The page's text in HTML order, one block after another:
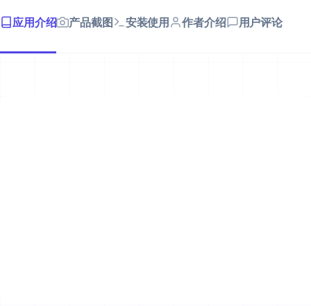
应用介绍 产品截图 安装使用 作者介绍 用户评论